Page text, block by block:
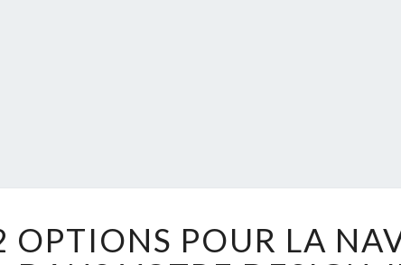
OPTIONS
POUR
OPTIONS POUR LA